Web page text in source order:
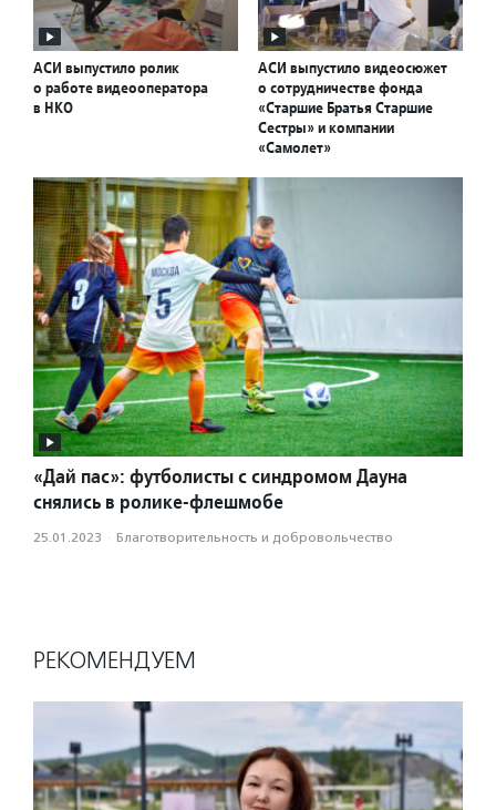
АСИ выпустило ролик
о работе видеооператора
в НКО
АСИ выпустило видеосюжет
о сотрудничестве фонда
«Старшие Братья Старшие
Сестры» и компании
«Самолет»
«Дай пас»: футболисты с синдромом Дауна
снялись в ролике-флешмобе
25.01.2023 · Благотвори­тель­ность и доброволь­чест­во
РЕКОМЕНДУЕМ